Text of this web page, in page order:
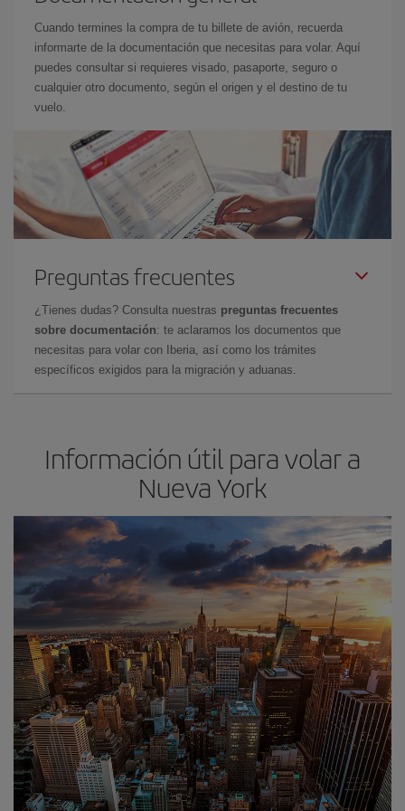
Cuando termines la compra de tu billete de avión, recuerda
informarte de la documentación que necesitas para volar. Aquí
puedes consultar si requieres visado, pasaporte, seguro o
cualquier otro documento, según el origen y el destino de tu
vuelo.
Preguntas frecuentes
¿Tienes dudas? Consulta nuestras preguntas frecuentes
sobre documentación: te aclaramos los documentos que
necesitas para volar con Iberia, así como los trámites
específicos exigidos para la migración y aduanas.
Información útil para volar a
Nueva York